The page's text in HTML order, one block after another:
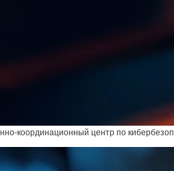
координационный центр по